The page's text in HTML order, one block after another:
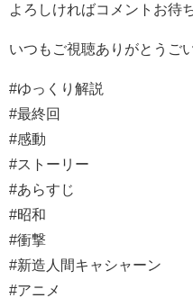
よろしければコメントお待
いつもご視聴ありがとうご
#ゆっくり解説
#最終回
#感動
#ストーリー
#あらすじ
#昭和
#衝撃
#新造人間キャシャーン
#アニメ